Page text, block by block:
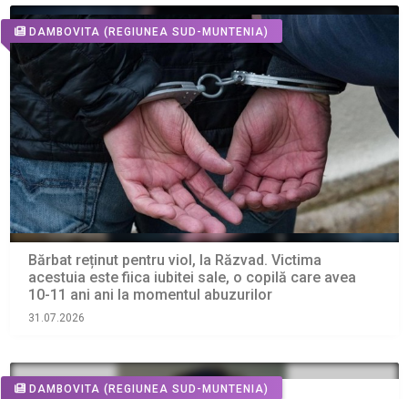
DAMBOVITA (REGIUNEA SUD-MUNTENIA)
Bărbat reținut pentru viol, la Răzvad. Victima
acestuia este fiica iubitei sale, o copilă care avea
10-11 ani ani la momentul abuzurilor
31.07.2026
DAMBOVITA (REGIUNEA SUD-MUNTENIA)